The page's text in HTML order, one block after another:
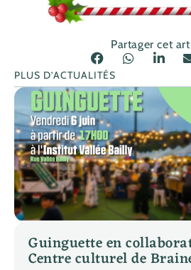
Partager cet
PLUS D’ACTUALITÉS
Guinguette en
Centre culturel de